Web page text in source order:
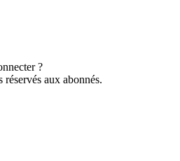
?
aux abonnés.